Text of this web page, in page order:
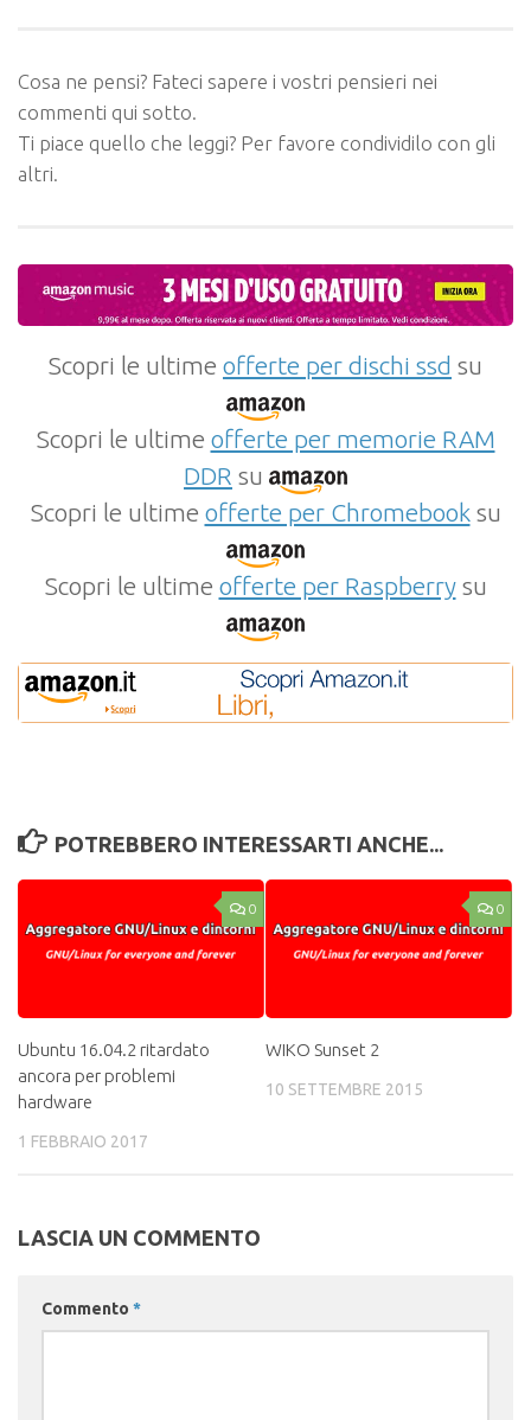
Cosa ne pensi? Fateci sapere i vostri pensieri nei
commenti qui sotto.
Ti piace quello che leggi? Per favore condividilo con gli
altri.
Scopri le ultime offerte per dischi ssd su
Scopri le ultime offerte per memorie RAM
DDR su
Scopri le ultime offerte per Chromebooksu
Scopri le ultime offerte per Raspberrysu
POTREBBERO INTERESSARTI ANCHE...
0
Ubuntu 16.04.2 ritardato
ancora per problemi
hardware
1 FEBBRAIO 2017
0
WIKO Sunset 2
10 SETTEMBRE 2015
LASCIA UN COMMENTO
Commento *